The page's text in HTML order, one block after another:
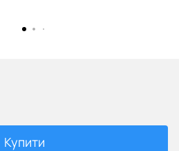
Купити